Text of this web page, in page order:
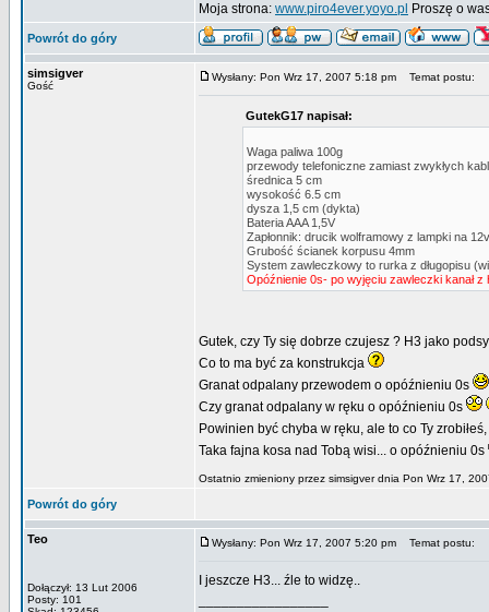
Moja strona: www.piro4ever.yoyo.pl Proszę o
Powrót do góry
simsigver
Gość
Wysłany: Pon Wrz 17, 2007 5:18 pm Temat postu:
GutekG17 napisał:
Waga paliwa 100g
przewody telefoniczne zamiast zwykłych
średnica 5 cm
wysokość 6.5 cm
dysza 1,5 cm (dykta)
Bateria AAA 1,5V
Zapłonnik: drucik wolframowy z lampki na
Grubość ścianek korpusu 4mm
System zawleczkowy to rurka z długopisu
Opóźnienie 0s- po wyjęciu zawleczki kanał
Gutek, czy Ty się dobrze czujesz ? H3 jako
Co to ma być za konstrukcja
Granat odpalany przewodem o opóźnieniu 0s
Czy granat odpalany w ręku o opóźnieniu 0s
Powinien być chyba w ręku, ale to co Ty
Taka fajna kosa nad Tobą wisi... o opóźnieniu 0s
Ostatnio zmieniony przez simsigver dnia Pon Wrz 17,
Powrót do góry
Teo
Dołączył: 13 Lut 2006
Posty: 101
Wysłany: Pon Wrz 17, 2007 5:20 pm Temat postu:
I jeszcze H3... źle to widzę..